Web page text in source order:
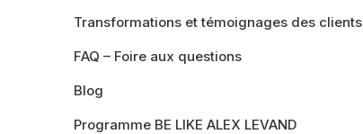
Transformations et témoignages des clients
FAQ – Foire aux questions
Blog
Programme BE LIKE ALEX LEVAND